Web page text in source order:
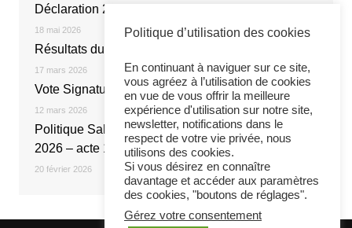
Déclaration 2026
18 mai 2026
Résultats du vote électronique
17 mars 2026
Vote Signature de l’Accord NOE 2026
12 mars 2026
Politique Salariale 2026 : Réunion du 20 février
2026 – acte 1
20 février 2026
Politique d’utilisation des cookies
En continuant à naviguer sur ce site,
vous agréez à l’utilisation de cookies
en vue de vous offrir la meilleure
expérience d'utilisation sur notre site,
newsletter, notifications dans le
respect de votre vie privée, nous
utilisons des cookies.
Si vous désirez en connaître
davantage et accéder aux paramètres
des cookies, "boutons de réglages".
Gérez votre consentement